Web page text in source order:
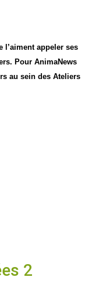
l’aiment appeler ses
Pour AnimaNews
au sein des Ateliers
2